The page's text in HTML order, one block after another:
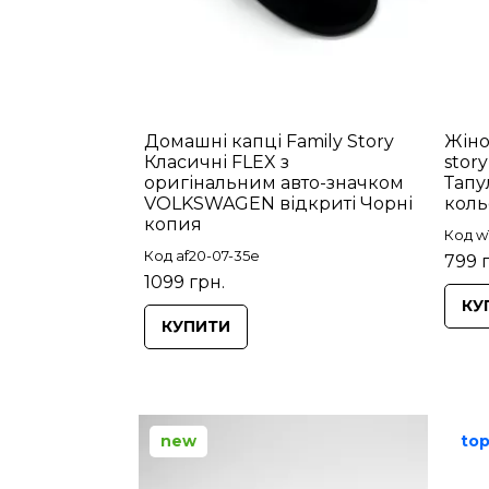
Домашні капці Family Story
Класичні FLEX з
оригінальним авто-значком
VOLKSWAGEN відкриті Чорні
копия
Код af20-07-35e
1099 грн.
КУПИТИ
Код
799
new top